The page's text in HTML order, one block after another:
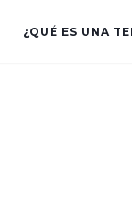
¿QUÉ ES UNA